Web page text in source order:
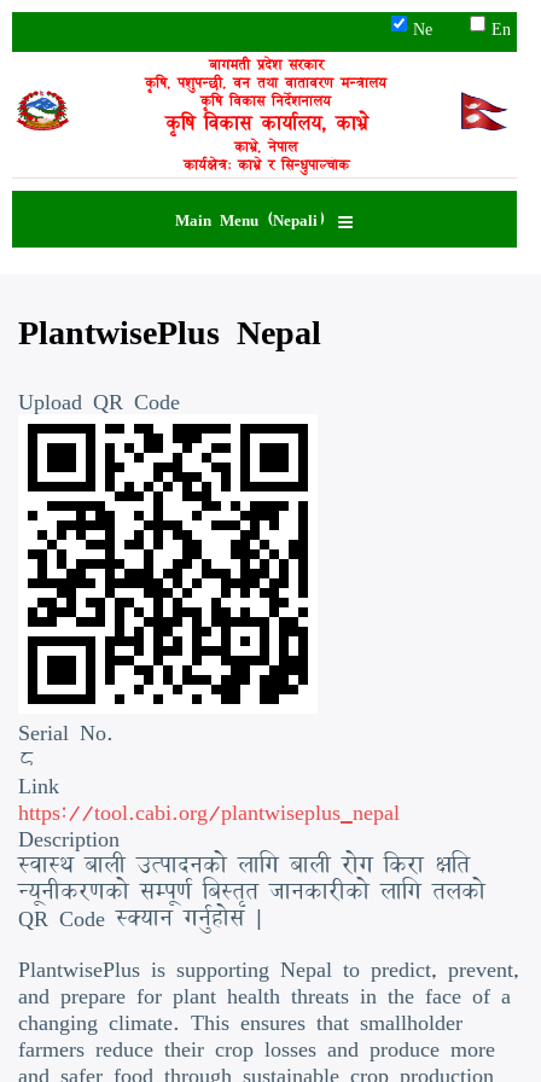
Skip
content
Ne En
बागमती प्रदेश सरकार
कृषि, पशुपन्छी, वन तथा वातावरण मन्त्रालय
कृषि विकास निर्देशनालय
कृषि विकास कार्यालय, काभ्रे
काभ्रे, नेपाल
कार्यक्षेत्र: काभ्रे र सिन्धुपाल्चोक
Main Menu (Nepali)
PlantwisePlus Nepal
Upload QR Code
Serial No.
8
Link
https://tool.cabi.org/plantwiseplus_nepal
Description
स्वास्थ बाली उत्पादनको लागि बाली रोग किरा क्षति
न्यूनीकरणको सम्पूर्ण बिस्तृत जानकारीको लागि तलको
QR Code स्क्यान गर्नुहोस |
PlantwisePlus is supporting Nepal to predict, prevent,
and prepare for plant health threats in the face of a
changing climate. This ensures that smallholder
farmers reduce their crop losses and produce more